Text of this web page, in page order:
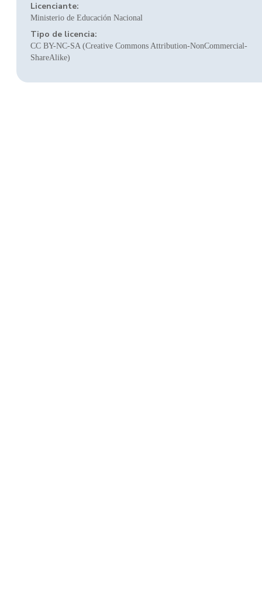
Licenciante:
Ministerio de Educación Nacional
Tipo de licencia:
CC BY-NC-SA (Creative Commons Attribution-NonCommercial-
ShareAlike)